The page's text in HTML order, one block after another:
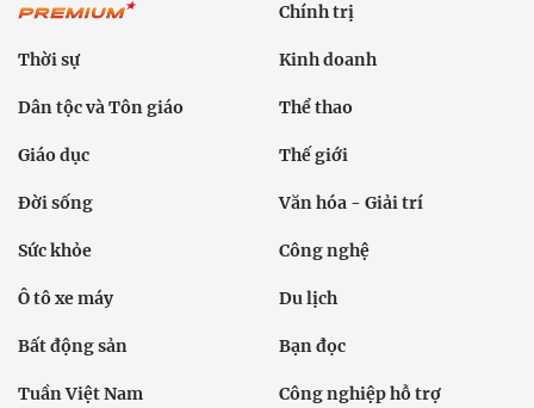
Chính trị
Thời sự Kinh doanh
Dân tộc và Tôn giáo Thể thao
Giáo dục Thế giới
Đời sống Văn hóa - Giải trí
Sức khỏe Công nghệ
Ô tô xe máy Du lịch
Bất động sản Bạn đọc
Tuần Việt Nam Công nghiệp hỗ trợ